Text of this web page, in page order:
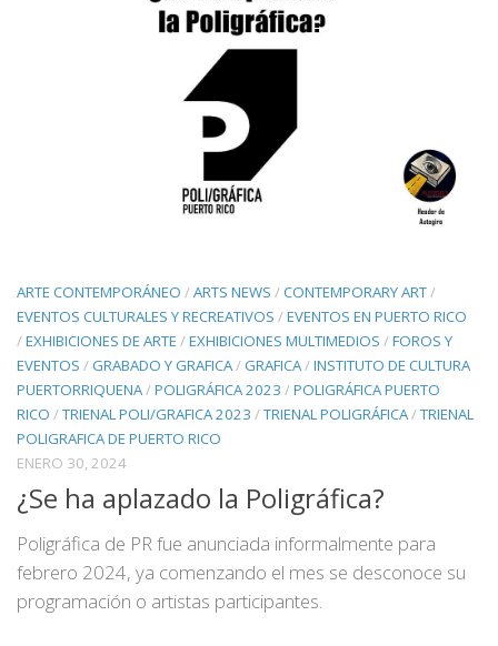
ARTE CONTEMPORÁNEO /ARTS NEWS /CONTEMPORARY ART/
EVENTOS CULTURALES Y RECREATIVOS /EVENTOS EN PUERTO RICO
/EXHIBICIONES DE ARTE /EXHIBICIONES MULTIMEDIOS /FOROS Y
EVENTOS / GRABADO Y GRAFICA/ GRAFICA/INSTITUTO DE CULTURA
PUERTORRIQUENA/POLIGRÁFICA 2023 /POLIGRÁFICA PUERTO
RICO /TRIENAL POLI/GRAFICA 2023 /TRIENAL POLIGRÁFICA/TRIENAL
POLIGRAFICA DE PUERTO RICO
ENERO 30, 2024
¿Se ha aplazado la Poligráfica?
Poligráfica de PR fue anunciada informalmente para
febrero 2024, ya comenzando el mes se desconoce su
programación o artistas participantes.